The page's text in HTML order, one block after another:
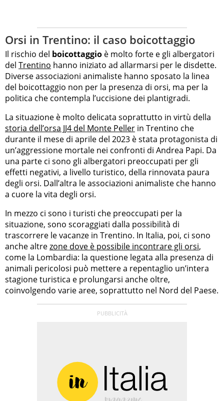
Orsi in Trentino: il caso boicottaggio
Il rischio del boicottaggio è molto forte e gli albergatori
del Trentino hanno iniziato ad allarmarsi per le disdette.
Diverse associazioni animaliste hanno sposato la linea
del boicottaggio non per la presenza di orsi, ma per la
politica che contempla l’uccisione dei plantigradi.
La situazione è molto delicata soprattutto in virtù della
storia dell’orsa JJ4 del Monte Peller in Trentino che
durante il mese di aprile del 2023 è stata protagonista di
un’aggressione mortale nei confronti di Andrea Papi. Da
una parte ci sono gli albergatori preoccupati per gli
effetti negativi, a livello turistico, della rinnovata paura
degli orsi. Dall’altra le associazioni animaliste che hanno
a cuore la vita degli orsi.
In mezzo ci sono i turisti che preoccupati per la
situazione, sono scoraggiati dalla possibilità di
trascorrere le vacanze in Trentino. In Italia, poi, ci sono
anche altrezone dove è possibile incontrare gli orsi,
come la Lombardia: la questione legata alla presenza di
animali pericolosi può mettere a repentaglio un’intera
stagione turistica e prolungarsi anche oltre,
coinvolgendo varie aree, soprattutto nel Nord del Paese.